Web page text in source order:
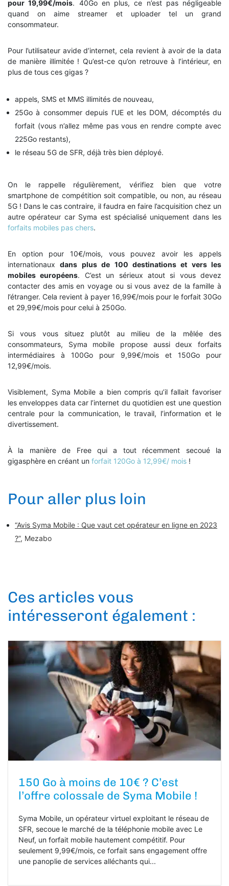
pour 19,99€/mois. 40Go en plus, ce n’est pas négligeable
quand on aime streamer et uploader tel un grand
consommateur.
Pour l’utilisateur avide d’internet, cela revient à avoir de la data
de manière illimitée ! Qu’est-ce qu’on retrouve à l’intérieur, en
plus de tous ces gigas ?
appels, SMS et MMS illimités de nouveau,
25Go à consommer depuis l’UE et les DOM, décomptés du
forfait (vous n’allez même pas vous en rendre compte avec
225Go restants),
le réseau 5G de SFR, déjà très bien déployé.
On le rappelle régulièrement, vérifiez bien que votre
smartphone de compétition soit compatible, ou non, au réseau
5G ! Dans le cas contraire, il faudra en faire l’acquisition chez un
autre opérateur car Syma est spécialisé uniquement dans les
forfaits mobiles pas chers.
En option pour 10€/mois, vous pouvez avoir les appels
internationauxdans plus de 100 destinations et vers les
mobiles européens. C’est un sérieux atout si vous devez
contacter des amis en voyage ou si vous avez de la famille à
l’étranger. Cela revient à payer 16,99€/mois pour le forfait 30Go
et 29,99€/mois pour celui à 250Go.
Si vous vous situez plutôt au milieu de la mêlée des
consommateurs, Syma mobile propose aussi deux forfaits
intermédiaires à 100Go pour 9,99€/mois et 150Go pour
12,99€/mois.
Visiblement, Syma Mobile a bien compris qu’il fallait favoriser
les enveloppes data car l’internet du quotidien est une question
centrale pour la communication, le travail, l’information et le
divertissement.
À la manière de Free qui a tout récemment secoué la
gigasphère en créant un forfait 120Go à 12,99€/ mois !
Pour aller plus loin
“Avis Syma Mobile : Que vaut cet opérateur en ligne en 2023
?”, Mezabo
Ces articles vous
intéresseront également :
150 Go à moins de 10€ ? C’est
l’offre colossale de Syma Mobile !
Syma Mobile, un opérateur virtuel exploitant le réseau de
SFR, secoue le marché de la téléphonie mobile avec Le
Neuf, un forfait mobile hautement compétitif. Pour
seulement 9,99€/mois, ce forfait sans engagement offre
une panoplie de services alléchants qui...